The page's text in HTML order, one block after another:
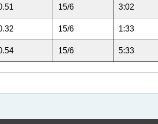
15/6 3:02
15/6 1:33
15/6 5:33